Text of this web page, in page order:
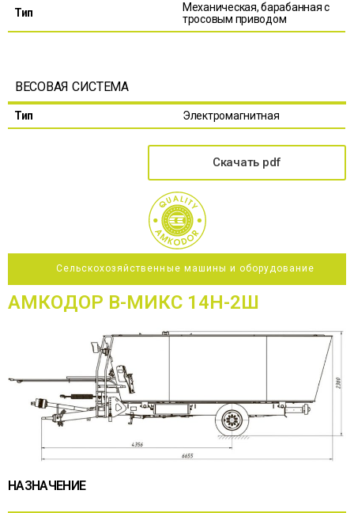
Тип
Механическая, барабанная с
тросовым приводом
ВЕСОВАЯ СИСТЕМА
Тип Электромагнитная
Скачать pdf
Сельскохозяйственные машины и оборудование
АМКОДОР В-МИКС 14Н-2Ш
НАЗНАЧЕНИЕ